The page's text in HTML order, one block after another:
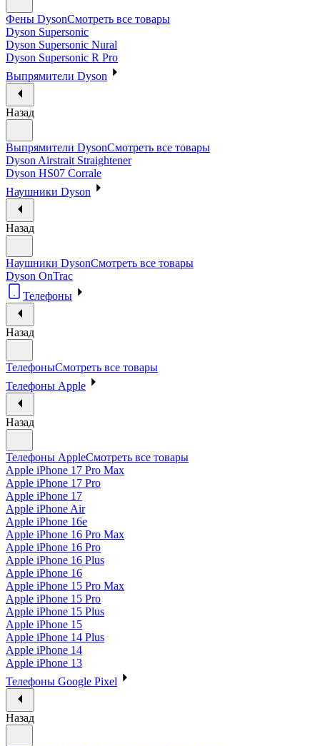
Фены DysonСмотреть все товары
Dyson Supersonic
Dyson Supersonic Nural
Dyson Supersonic R Pro
Выпрямители Dyson
Назад
Выпрямители DysonСмотреть все товары
Dyson Airstrait Straightener
Dyson HS07 Corrale
Наушники Dyson
Назад
Наушники DysonСмотреть все товары
Dyson OnTrac
Телефоны
Назад
ТелефоныСмотреть все товары
Телефоны Apple
Назад
Телефоны AppleСмотреть все товары
Apple iPhone 17 Pro Max
Apple iPhone 17 Pro
Apple iPhone 17
Apple iPhone Air
Apple iPhone 16e
Apple iPhone 16 Pro Max
Apple iPhone 16 Pro
Apple iPhone 16 Plus
Apple iPhone 16
Apple iPhone 15 Pro Max
Apple iPhone 15 Pro
Apple iPhone 15 Plus
Apple iPhone 15
Apple iPhone 14 Plus
Apple iPhone 14
Apple iPhone 13
Телефоны Google Pixel
Назад